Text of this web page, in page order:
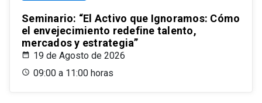
Seminario: “El Activo que Ignoramos: Cómo
el envejecimiento redefine talento,
mercados y estrategia”
19 de Agosto de 2026
09:00 a 11:00 horas